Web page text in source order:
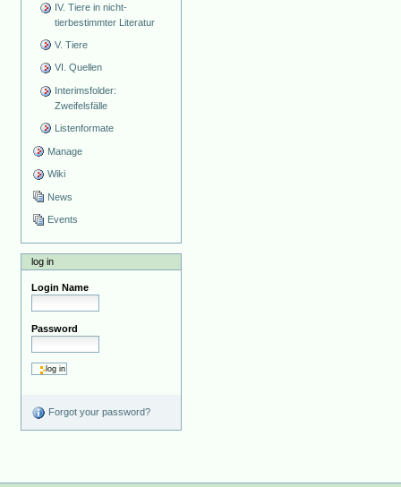
IV. Tiere in nicht-
tierbestimmter Literatur
V. Tiere
VI. Quellen
Interimsfolder:
Zweifelsfälle
Listenformate
Manage
Wiki
News
Events
log in
Login Name
Password
Forgot your password?